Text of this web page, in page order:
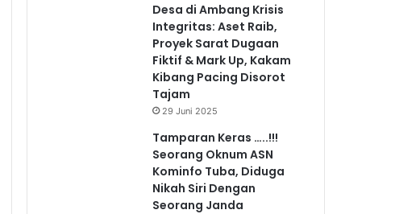
Desa di Ambang Krisis
Integritas: Aset Raib,
Proyek Sarat Dugaan
Fiktif & Mark Up, Kakam
Kibang Pacing Disorot
Tajam
29 Juni 2025
Tamparan Keras …..!!!
Seorang Oknum ASN
Kominfo Tuba, Diduga
Nikah Siri Dengan
Seorang Janda